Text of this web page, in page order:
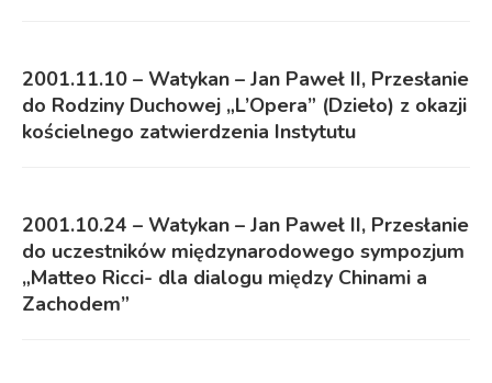
2001.11.10 – Watykan – Jan Paweł II, Przesłanie
do Rodziny Duchowej „L’Opera” (Dzieło) z okazji
kościelnego zatwierdzenia Instytutu
2001.10.24 – Watykan – Jan Paweł II, Przesłanie
do uczestników międzynarodowego sympozjum
„Matteo Ricci- dla dialogu między Chinami a
Zachodem”